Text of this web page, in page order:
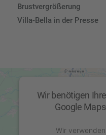
Brustvergrößerung
Villa-Bella in der Presse
Wir benötigen
Google
Wir